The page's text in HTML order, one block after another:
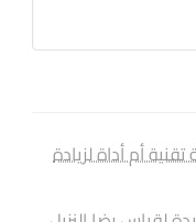
أم أداة لزيادة